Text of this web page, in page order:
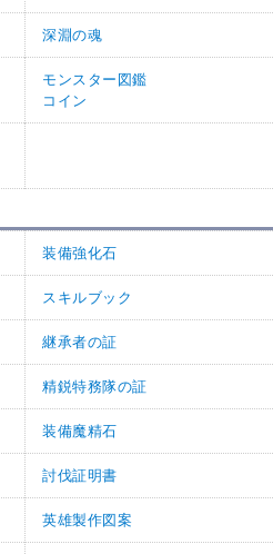
深淵の魂
モンスター図鑑
コイン
装備強化石
スキルブック
継承者の証
精鋭特務隊の証
装備魔精石
討伐証明書
英雄製作図案